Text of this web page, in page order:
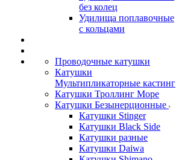
без колец
Удилища поплавочные
с кольцами
Проводочные катушки
Катушки
Мультипликаторные кастинг
Катушки Троллинг Море
Катушки Безынерционные
Катушки Stinger
Катушки Black Side
Катушки разные
Катушки Daiwa